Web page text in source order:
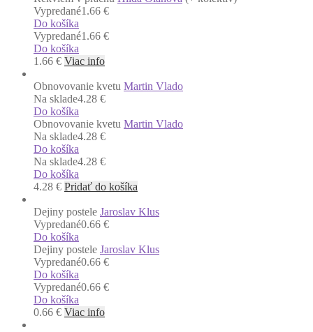
Vypredané1.66 €
Do košíka
Vypredané1.66 €
Do košíka
1.66 € Viac info
Obnovovanie kvetu Martin Vlado
Na sklade4.28 €
Do košíka
Obnovovanie kvetu Martin Vlado
Na sklade4.28 €
Do košíka
Na sklade4.28 €
Do košíka
4.28 € Pridať do košíka
Dejiny postele Jaroslav Klus
Vypredané0.66 €
Do košíka
Dejiny postele Jaroslav Klus
Vypredané0.66 €
Do košíka
Vypredané0.66 €
Do košíka
0.66 € Viac info